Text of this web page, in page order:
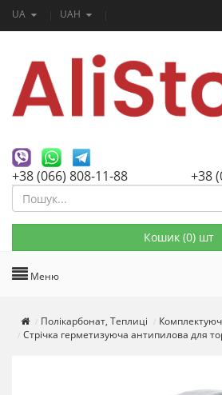
UA UAH
+38 (066) 808-11-88 +38
Кошик (0) шт
Меню
Полікарбонат, Теплиці
Стрічка герметизуюча антипилова для